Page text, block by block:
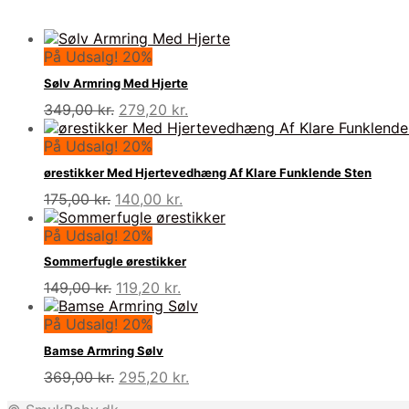
På Udsalg! 20%
Sølv Armring Med Hjerte
349,00kr. Den
oprindelige
pris
var:
349,00 kr..
279,20 kr.
aktuelle
er:
279,20 kr..
På Udsalg! 20%
ørestikker Med Hjertevedhæng Af Klare Funklende Sten
175,00kr. Den
oprindelige
pris
var:
175,00 kr..
140,00 kr.
aktuelle
140,00 kr..
På Udsalg! 20%
Sommerfugle ørestikker
149,00kr. Den
oprindelige
pris
var:
149,00 kr..
119,20 kr.
aktuelle
På Udsalg! 20%
Bamse Armring Sølv
369,00kr. Den
295,20 kr.